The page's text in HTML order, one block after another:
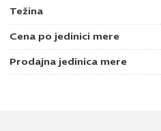
Težina
Cena po jedinici mere
Prodajna jedinica mere